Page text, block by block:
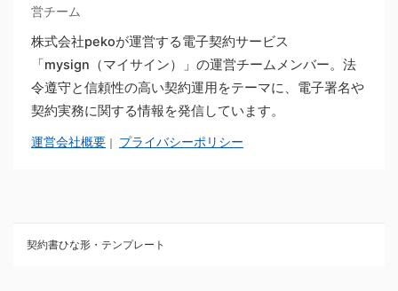
営チーム
株式会社pekoが運営する電子契約サービス
「mysign（マイサイン）」の運営チームメンバー。法
令遵守と信頼性の高い契約運用をテーマに、電子署名や
契約実務に関する情報を発信しています。
運営会社概要 ｜ プライバシーポリシー
契約書ひな形・テンプレート